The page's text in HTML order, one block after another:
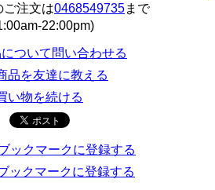
ご注文は0468549735まで
22:00pm)
ついて問い合わせる
品を友達に教える
い物を続ける
ックマークに登録する
ックマークに登録する